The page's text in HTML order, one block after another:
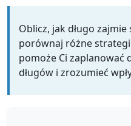
Oblicz, jak długo zajmie
porównaj różne
pomoże Ci zaplanować
długów i zrozumieć